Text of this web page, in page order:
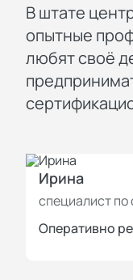
В штате
опытные
любят своё
Ирина
специалист
Оперативно